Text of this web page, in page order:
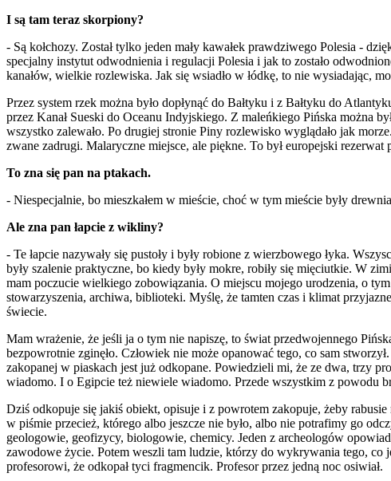
I są tam teraz skorpiony?
- Są kołchozy. Został tylko jeden mały kawałek prawdziwego Polesia -
specjalny instytut odwodnienia i regulacji Polesia i jak to zostało
kanałów, wielkie rozlewiska. Jak się wsiadło w łódkę, to nie wysiadając,
Przez system rzek można było dopłynąć do Bałtyku i z Bałtyku do
przez Kanał Sueski do Oceanu Indyjskiego. Z maleńkiego Pińska można
wszystko zalewało. Po drugiej stronie Piny rozlewisko wyglądało jak
zwane zadrugi. Malaryczne miejsce, ale piękne. To był europejski rezerwat
To zna się pan na ptakach.
- Niespecjalnie, bo mieszkałem w mieście, choć w tym mieście były
Ale zna pan łapcie z wikliny?
- Te łapcie nazywały się pustoły i były robione z wierzbowego łyka.
były szalenie praktyczne, bo kiedy były mokre, robiły się mięciutkie. W
mam poczucie wielkiego zobowiązania. O miejscu mojego urodzenia, o
stowarzyszenia, archiwa, biblioteki. Myślę, że tamten czas i klimat
świecie.
Mam wrażenie, że jeśli ja o tym nie napiszę, to świat przedwojennego
bezpowrotnie zginęło. Człowiek nie może opanować tego, co sam
zakopanej w piaskach jest już odkopane. Powiedzieli mi, że ze dwa, trzy
wiadomo. I o Egipcie też niewiele wiadomo. Przede wszystkim z powodu
Dziś odkopuje się jakiś obiekt, opisuje i z powrotem zakopuje, żeby
w piśmie przecież, którego albo jeszcze nie było, albo nie potrafimy go
geologowie, geofizycy, biologowie, chemicy. Jeden z archeologów
zawodowe życie. Potem weszli tam ludzie, którzy do wykrywania tego,
profesorowi, że odkopał tyci fragmencik. Profesor przez jedną noc osiwiał.